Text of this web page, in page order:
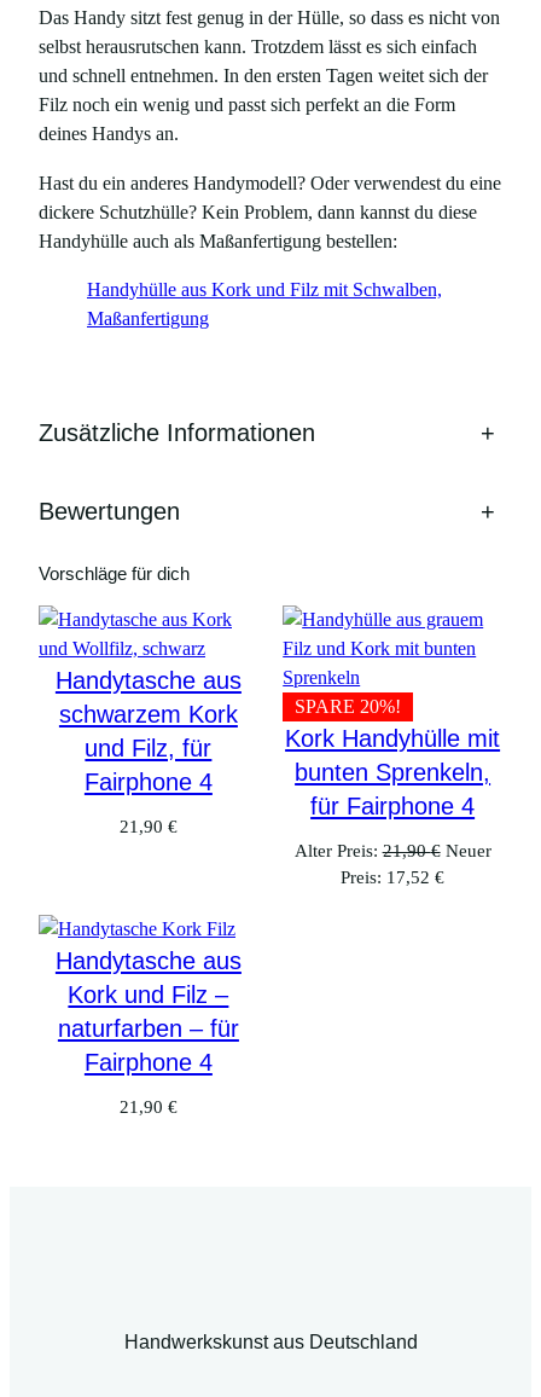
Das Handy sitzt fest genug in der Hülle, so dass es nicht von
selbst herausrutschen kann. Trotzdem lässt es sich einfach
und schnell entnehmen. In den ersten Tagen weitet sich der
Filz noch ein wenig und passt sich perfekt an die Form
deines Handys an.
Hast du ein anderes Handymodell? Oder verwendest du eine
dickere Schutzhülle? Kein Problem, dann kannst du diese
Handyhülle auch als Maßanfertigung bestellen:
Handyhülle aus Kork und Filz mit Schwalben,
Maßanfertigung
Zusätzliche Informationen +
Bewertungen +
Vorschläge für dich
Handytasche aus
schwarzem Kork
und Filz, für
Fairphone 4
21,90 €
SPARE 20%!
Kork Handyhülle mit
bunten Sprenkeln,
für Fairphone 4
Alter Preis: 21,90€
Preis
Neuer
Preis: 17,52€Aktueller
Handytasche aus
Kork und Filz –
naturfarben – für
Fairphone 4
21,90 €
Handwerkskunst aus Deutschland